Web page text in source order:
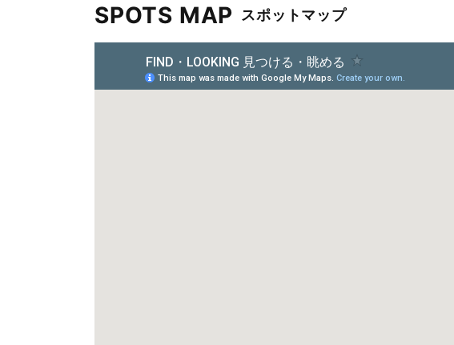
SPOTS MAP スポットマップ